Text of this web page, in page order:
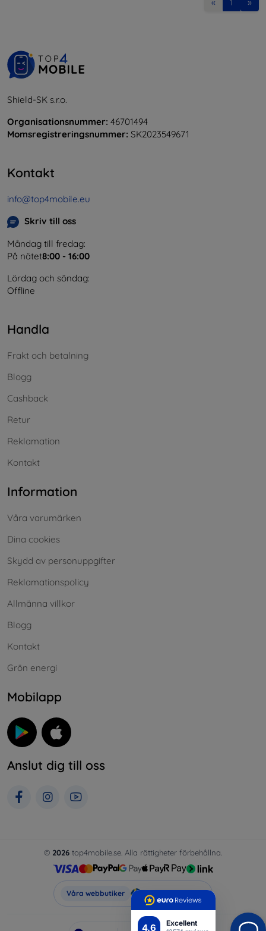
4.6 Excellent
Shield-SK s.r.o.
Organisationsnummer: 46701494
Momsregistreringsnummer: SK2023549671
Kontakt
info@top4mobile.eu
Skriv till oss
Måndag till fredag:
På nätet8:00 - 16:00
Lördag och söndag:
Offline
Handla
Frakt och betalning
Blogg
Cashback
Retur
Reklamation
Kontakt
Information
Våra varumärken
Dina cookies
Skydd av personuppgifter
Reklamationspolicy
Allmänna villkor
Blogg
Kontakt
Grön energi
Mobilapp
Anslut dig till oss
© 2026 top4mobile.se. Alla rättigheter förbehållna.
Våra webbutiker Top4Mobile.se